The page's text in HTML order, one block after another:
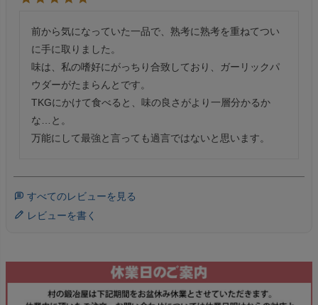
前から気になっていた一品で、熟考に熟考を重ねてつい
に手に取りました。
味は、私の嗜好にがっちり合致しており、ガーリックパ
ウダーがたまらんとです。
TKGにかけて食べると、味の良さがより一層分かるか
な…と。
万能にして最強と言っても過言ではないと思います。
すべてのレビューを見る
レビューを書く